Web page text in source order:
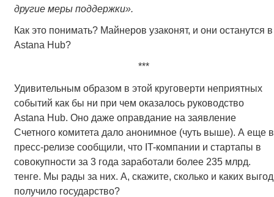
другие меры поддержки».
Как это понимать? Майнеров узаконят, и они останутся в
Astana Hub?
***
Удивительным образом в этой круговерти неприятных
событий как бы ни при чем оказалось руководство
Astana Hub. Оно даже оправдание на заявление
Счетного комитета дало анонимное (чуть выше). А еще в
пресс-релизе сообщили, что IT-компании и стартапы в
совокупности за 3 года заработали более 235 млрд.
тенге. Мы рады за них. А, скажите, сколько и каких выгод
получило государство?